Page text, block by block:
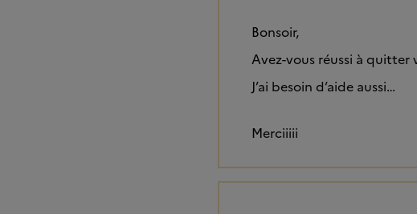
Bonsoir,
Avez-vous réussi à quitter
J’ai besoin d’aide aussi…
Merciiiii